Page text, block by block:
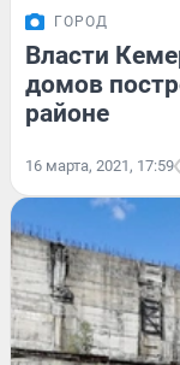
ГОРОД
Власти
домов
районе
16 марта, 2021, 17:59